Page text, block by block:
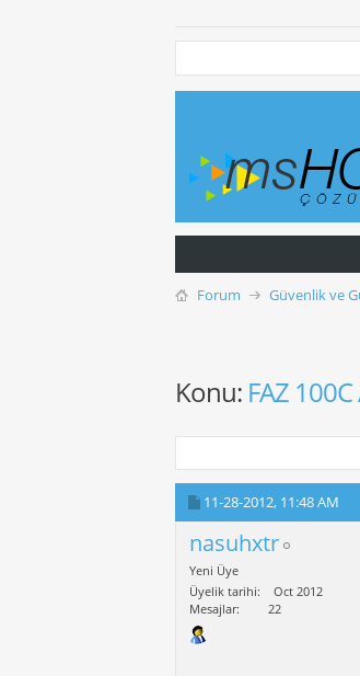
Forum Güvenlik ve
Konu: FAZ
11-28-2012, 11:48 AM
nasuhxtr
Yeni Üye
Üyelik tarihi
Oct 2012
Mesajlar
22